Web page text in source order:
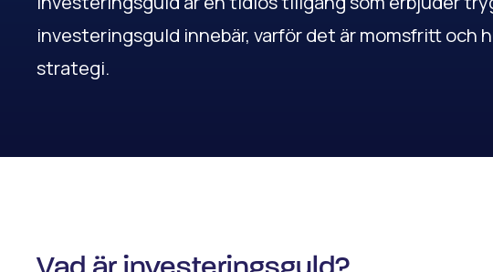
investeringsguld innebär, varför det är moms­fritt och
strategi.